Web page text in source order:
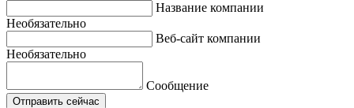
Название компании
Необязательно
Веб-сайт компании
Необязательно
Сообщение
Отправить сейчас